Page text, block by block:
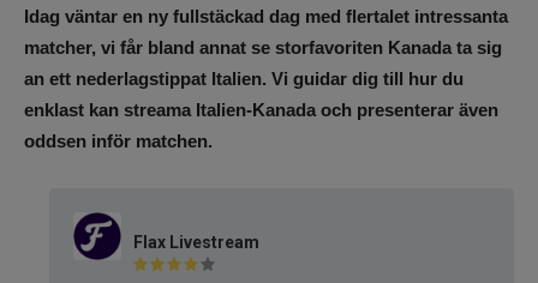
Idag väntar en ny fullstäckad dag med flertalet intressanta
matcher, vi får bland annat se storfavoriten Kanada ta sig
an ett nederlagstippat Italien. Vi guidar dig till hur du
enklast kan streama Italien-Kanada och presenterar även
oddsen inför matchen.
Flax Livestream